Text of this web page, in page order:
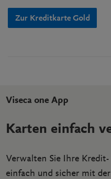
Zur Kreditkarte Gold
Viseca one App
Karten einfach
Verwalten Sie Ihre
einfach und sicher mit